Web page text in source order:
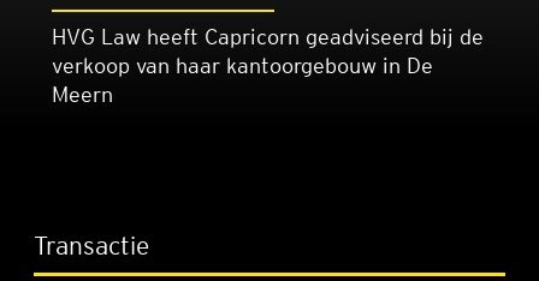
HVG Law heeft Capricorn geadviseerd bij de
verkoop van haar kantoorgebouw in De
Meern
Transactie